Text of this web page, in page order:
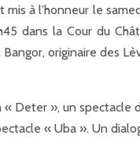
à l’honneur le
dans la Cour du
originaire des
Deter », un
« Uba ». Un